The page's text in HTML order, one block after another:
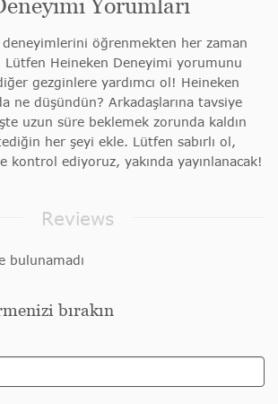
Yorumları
öğrenmekten her zaman
Lütfen Heineken Deneyimi yorumunu
gezginlere yardımcı ol! Heineken
ne düşündün? Arkadaşlarına tavsiye
uzun süre beklemek zorunda kaldın
her şeyi ekle. Lütfen sabırlı ol,
kontrol ediyoruz, yakında yayınlanacak!
Reviews
bulunamadı
bırakın